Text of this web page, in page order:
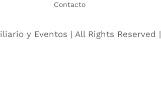
Contacto
y Eventos | All Rights Reserved |